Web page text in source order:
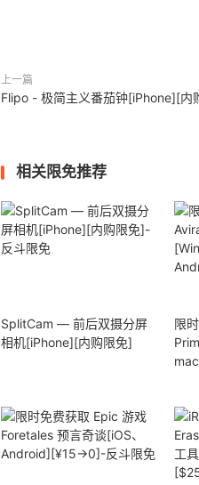
上一篇
Flipo - 极简主义番茄钟[iPhone][内
相关限免推荐
SplitCam — 前后双摄分屏
相机[iPhone][内购限免]
限